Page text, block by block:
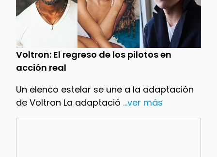
Voltron: El regreso de los pilotos en
acción real
Un elenco estelar se une a la adaptación
de Voltron La adaptació ...ver más